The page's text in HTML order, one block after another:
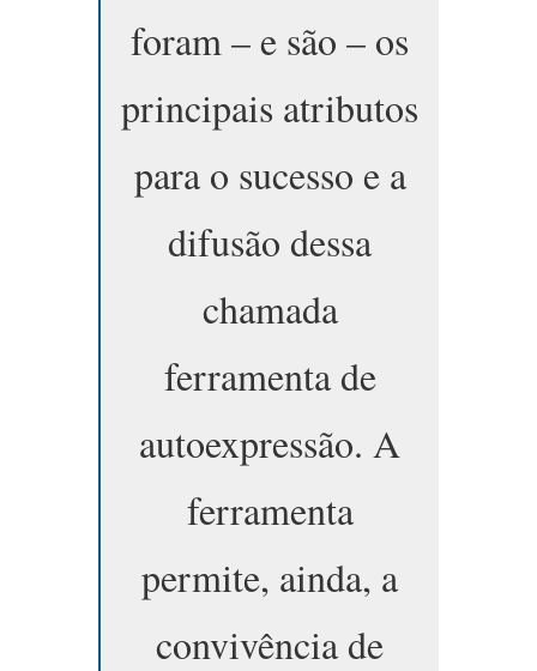
foram – e são – os
principais atributos
para o sucesso e a
difusão dessa
chamada
ferramenta de
autoexpressão. A
ferramenta
permite, ainda, a
convivência de